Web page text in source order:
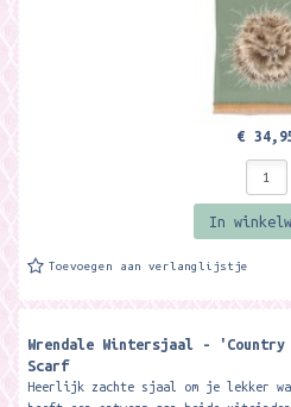
€
In
Toevoegen aan verlanglijstje
Wrendale Wintersjaal -
Scarf
Heerlijk zachte sjaal om je lekker